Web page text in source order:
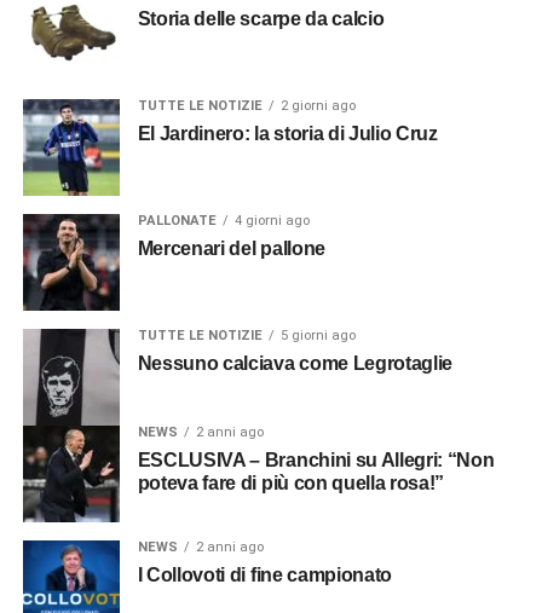
Storia delle scarpe da calcio
TUTTE LE NOTIZIE 2 giorni ago
El Jardinero: la storia di Julio Cruz
PALLONATE 4 giorni ago
Mercenari del pallone
TUTTE LE NOTIZIE 5 giorni ago
Nessuno calciava come Legrotaglie
NEWS 2 anni ago
ESCLUSIVA – Branchini su Allegri: “Non
poteva fare di più con quella rosa!”
NEWS 2 anni ago
I Collovoti di fine campionato